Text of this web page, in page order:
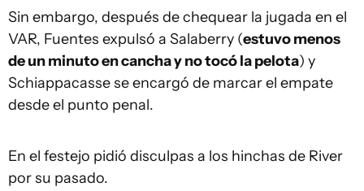
Sin embargo, después de chequear la jugada en el
VAR, Fuentes expulsó a Salaberry (estuvo menos
de un minuto en cancha y no tocó la pelota) y
Schiappacasse se encargó de marcar el empate
desde el punto penal.
En el festejo pidió disculpas a los hinchas de River
por su pasado.